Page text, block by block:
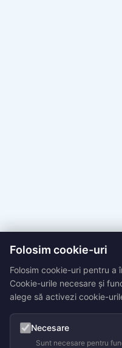
Folosim cookie-uri
Folosim cookie-uri pentru
Cookie-urile necesare și
alege să activezi cookie-
Necesare
Sunt necesare pentru